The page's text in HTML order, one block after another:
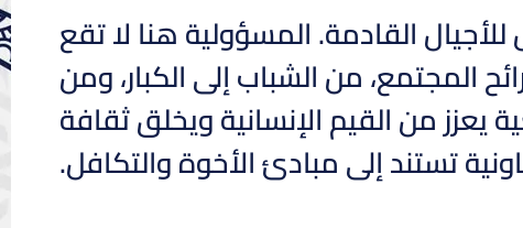
القادمة. المسؤولية هنا لا تقع
من الشباب إلى الكبار، ومن
يعزز من القيم الإنسانية ويخلق ثقافة
تستند إلى مبادئ الأخوة والتكافل.